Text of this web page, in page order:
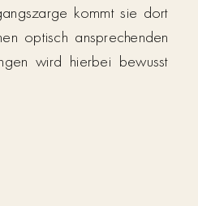
kommt sie dort
optisch ansprechenden
wird hierbei bewusst